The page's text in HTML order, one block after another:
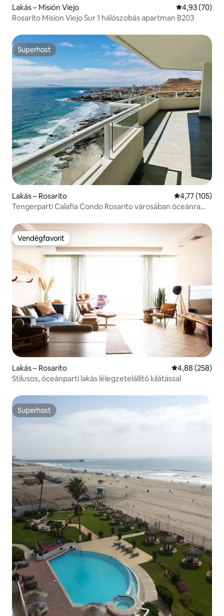
Lakás – Misión Viejo Átlagos
4,93 (70)
Rosarito Mision Viejo Sur 1 hálószobás apartman B203
Superhost
Superhost
Lakás – Rosarito Átlagos
4,77 (105)
Tengerparti Calafia Condo Rosarito városában óceánra
Vendégfavorit
Vendégfavorit
Lakás – Rosarito Átlagos
4,88 (258)
Stílusos, óceánparti lakás lélegzetelállító kilátással
Superhost
Superhost